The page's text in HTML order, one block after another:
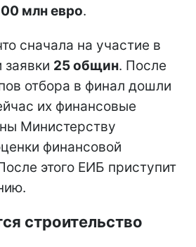
млн евро.
сначала на участие в
заявки 25 общин. После
отбора в финал дошли
их финансовые
Министерству
финансовой
этого ЕИБ приступит
строительство